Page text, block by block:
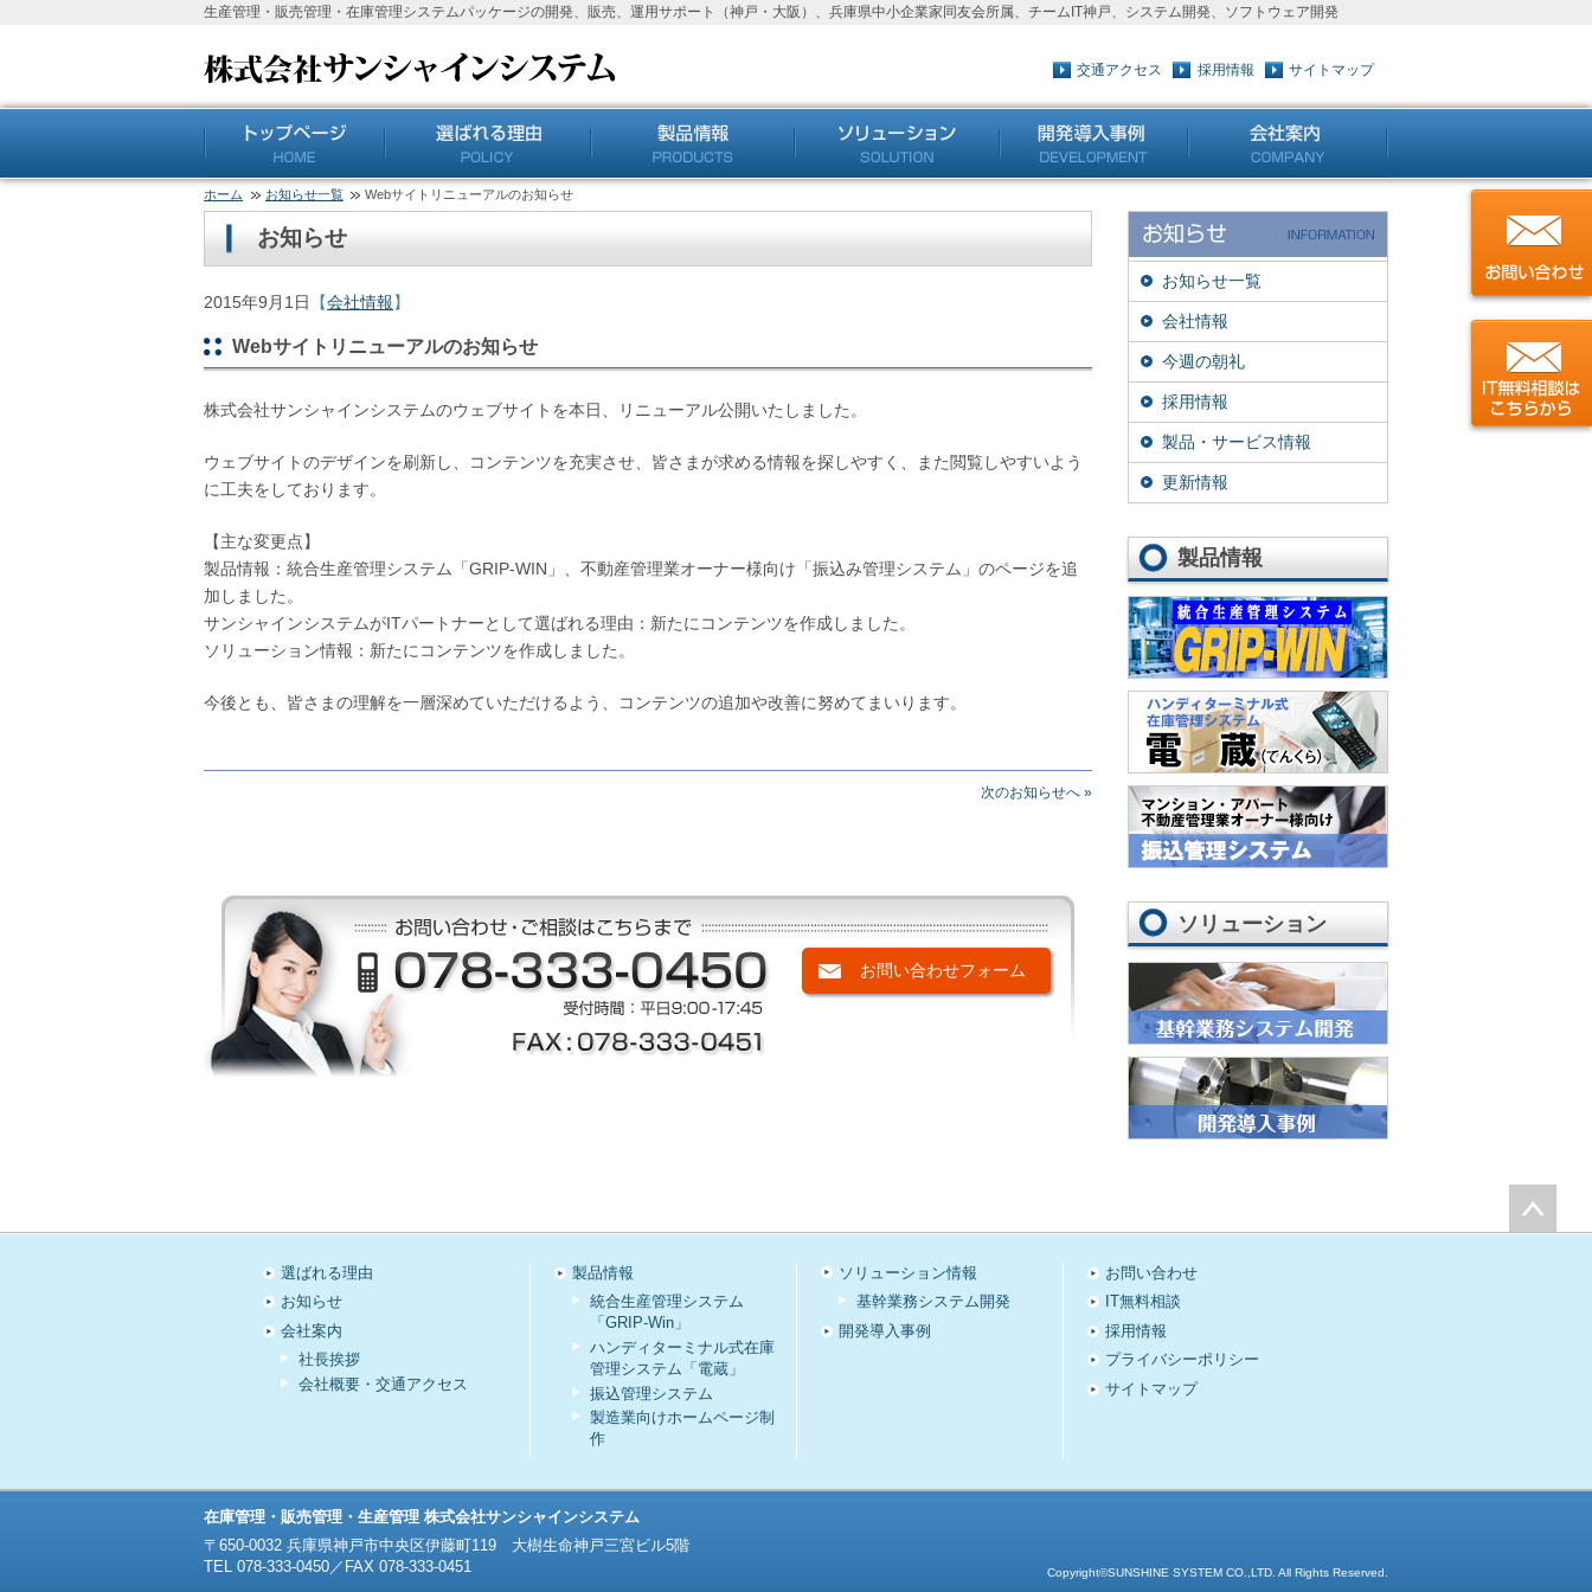
生産管理・販売管理・在庫管理システムパッケージの開発、販売、運用サポート（神戸・大阪）、兵庫県中小企業家同友会所属、チームIT神戸、システム開発、ソフトウェア開発
交通アクセス 採用情報 サイトマップ
ホーム お知らせ一覧 Webサイトリニューアルのお知らせ
お知らせ
2015年9月1日 【会社情報】
Webサイトリニューアルのお知らせ
株式会社サンシャインシステムのウェブサイトを本日、リニューアル公開いたしました。
ウェブサイトのデザインを刷新し、コンテンツを充実させ、皆さまが求める情報を探しやすく、また閲覧しやすいよう
に工夫をしております。
【主な変更点】
製品情報：統合生産管理システム「GRIP-WIN」、不動産管理業オーナー様向け「振込み管理システム」のページを追
加しました。
サンシャインシステムがITパートナーとして選ばれる理由：新たにコンテンツを作成しました。
ソリューション情報：新たにコンテンツを作成しました。
今後とも、皆さまの理解を一層深めていただけるよう、コンテンツの追加や改善に努めてまいります。
次のお知らせへ »
お問い合わせフォーム
お知らせ一覧
会社情報
今週の朝礼
採用情報
製品・サービス情報
更新情報
製品情報
ソリューション
選ばれる理由
お知らせ
会社案内
社長挨拶
会社概要・交通アクセス
製品情報
統合生産管理システム
「GRIP-Win」
ハンディターミナル式在庫
管理システム「電蔵」
振込管理システム
製造業向けホームページ制
作
ソリューション情報
基幹業務システム開発
開発導入事例
お問い合わせ
IT無料相談
採用情報
プライバシーポリシー
サイトマップ
在庫管理・販売管理・生産管理 株式会社サンシャインシステム
〒650-0032 兵庫県神戸市中央区伊藤町119 大樹生命神戸三宮ビル5階
TEL 078-333-0450／FAX 078-333-0451
Copyright©SUNSHINE SYSTEM CO.,LTD. All Rights Reserved.